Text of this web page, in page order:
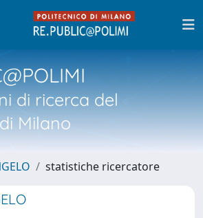
di ricerca del
Milano
statistiche ricercatore